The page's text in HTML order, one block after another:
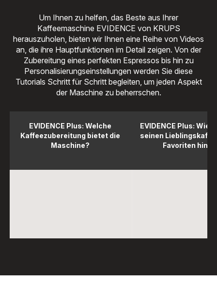
Um Ihnen zu helfen, das Beste aus Ihrer
Kaffeemaschine EVIDENCE von KRUPS
herauszuholen, bieten wir Ihnen eine Reihe von Videos
an, die ihre Hauptfunktionen im Detail zeigen. Von der
Zubereitung eines perfekten Espressos bis hin zu
Personalisierungseinstellungen werden Sie diese
Tutorials Schritt für Schritt begleiten, um jeden Aspekt
der Maschine zu beherrschen.
EVIDENCE Plus: Welche
Kaffeezubereitung bietet die
Maschine?
EVIDENCE Plus: Wie
seinen
Favoriten